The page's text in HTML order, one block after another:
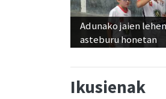
Adunako jaien
asteburu honetan
Ikusienak